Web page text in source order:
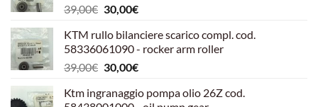
39,00€ Il
originale
era:
39,00€.
30,00€Il
attuale
è:
30,00€.
KTM rullo bilanciere scarico compl. cod.
58336061090 - rocker arm roller
39,00€ Il
originale
30,00€Il
attuale
Ktm ingranaggio pompa olio 26Z cod.